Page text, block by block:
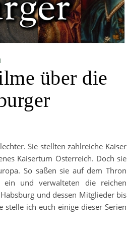
über die
Sie stellten zahlreiche Kaiser
Kaisertum Österreich. Doch sie
So saßen sie auf dem Thron
ein und verwalteten die reichen
und dessen Mitglieder bis
ich euch einige dieser Serien